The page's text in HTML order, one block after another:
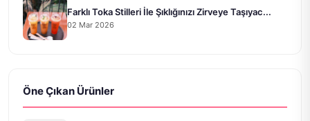
Farklı Toka Stilleri İle Şıklığınızı Zirveye Taşıyac...
02 Mar 2026
Öne Çıkan Ürünler